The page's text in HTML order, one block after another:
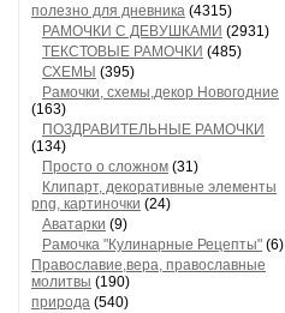
полезно для дневника (4315)
РАМОЧКИ С ДЕВУШКАМИ (2931)
ТЕКСТОВЫЕ РАМОЧКИ (485)
СХЕМЫ (395)
Рамочки, схемы,декор Новогодние
(163)
ПОЗДРАВИТЕЛЬНЫЕ РАМОЧКИ
(134)
Просто о сложном (31)
Клипарт, декоративные элементы
png, картиночки (24)
Аватарки (9)
Рамочка "Кулинарные Рецепты" (6)
Православие,вера, православные
молитвы (190)
природа (540)